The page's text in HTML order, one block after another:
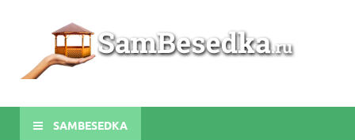
SAMBESEDKA